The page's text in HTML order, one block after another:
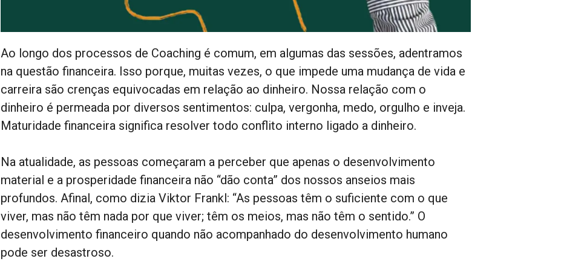
Ao longo dos processos de Coaching é comum, em algumas das sessões, adentramos
na questão financeira. Isso porque, muitas vezes, o que impede uma mudança de vida e
carreira são crenças equivocadas em relação ao dinheiro. Nossa relação com o
dinheiro é permeada por diversos sentimentos: culpa, vergonha, medo, orgulho e inveja.
Maturidade financeira significa resolver todo conflito interno ligado a dinheiro.
Na atualidade, as pessoas começaram a perceber que apenas o desenvolvimento
material e a prosperidade financeira não “dão conta” dos nossos anseios mais
profundos. Afinal, como dizia Viktor Frankl: “As pessoas têm o suficiente com o que
viver, mas não têm nada por que viver; têm os meios, mas não têm o sentido.” O
desenvolvimento financeiro quando não acompanhado do desenvolvimento humano
pode ser desastroso.